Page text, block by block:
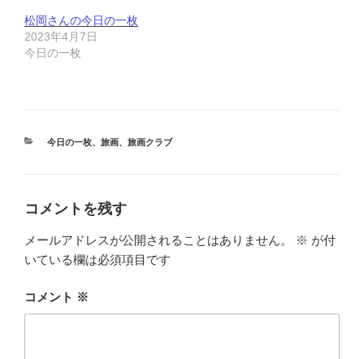
松岡さんの今日の一枚
2023年4月7日
今日の一枚
カ
今日の一枚、 旅画、 旅画クラブ
コメントを残す
メールアドレスが公開されることはありません。 ※ が付
いている欄は必須項目です
コメント ※